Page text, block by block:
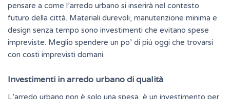
pensare a come l’arredo urbano si inserirà nel contesto
futuro della città. Materiali durevoli, manutenzione minima e
design senza tempo sono investimenti che evitano spese
impreviste. Meglio spendere un po’ di più oggi che trovarsi
con costi imprevisti domani.
Investimenti in arredo urbano di qualità
L’arredo urbano non è solo una spesa, è un investimento per